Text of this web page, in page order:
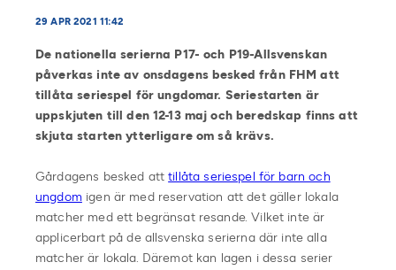
29 APR 2021 11:42
De nationella serierna P17- och P19-Allsvenskan
påverkas inte av onsdagens besked från FHM att
tillåta seriespel för ungdomar. Seriestarten är
uppskjuten till den 12-13 maj och beredskap finns att
skjuta starten ytterligare om så krävs.
Gårdagens besked atttillåta seriespel för barn och
ungdomigen är med reservation att det gäller lokala
matcher med ett begränsat resande. Vilket inte är
applicerbart på de allsvenska serierna där inte alla
matcher är lokala. Däremot kan lagen i dessa serier